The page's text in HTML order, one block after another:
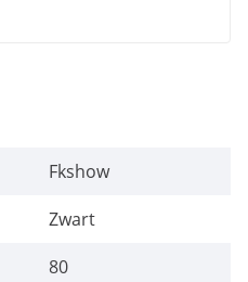
problemen leesbaar
alleen mogelijk
tekstblokken. Een
vorm is goed, je kunt het
Helaas is er geen
mogelijk als scrollende
Fkshow
Zwart
80